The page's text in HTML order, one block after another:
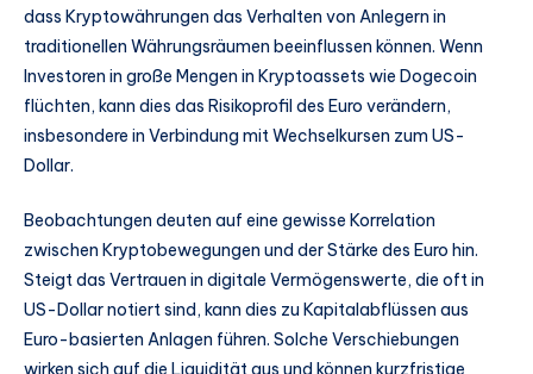
dass Kryptowährungen das Verhalten von Anlegern in
traditionellen Währungsräumen beeinflussen können. Wenn
Investoren in große Mengen in Kryptoassets wie Dogecoin
flüchten, kann dies das Risikoprofil des Euro verändern,
insbesondere in Verbindung mit Wechselkursen zum US-
Dollar.
Beobachtungen deuten auf eine gewisse Korrelation
zwischen Kryptobewegungen und der Stärke des Euro hin.
Steigt das Vertrauen in digitale Vermögenswerte, die oft in
US-Dollar notiert sind, kann dies zu Kapitalabflüssen aus
Euro-basierten Anlagen führen. Solche Verschiebungen
wirken sich auf die Liquidität aus und können kurzfristige